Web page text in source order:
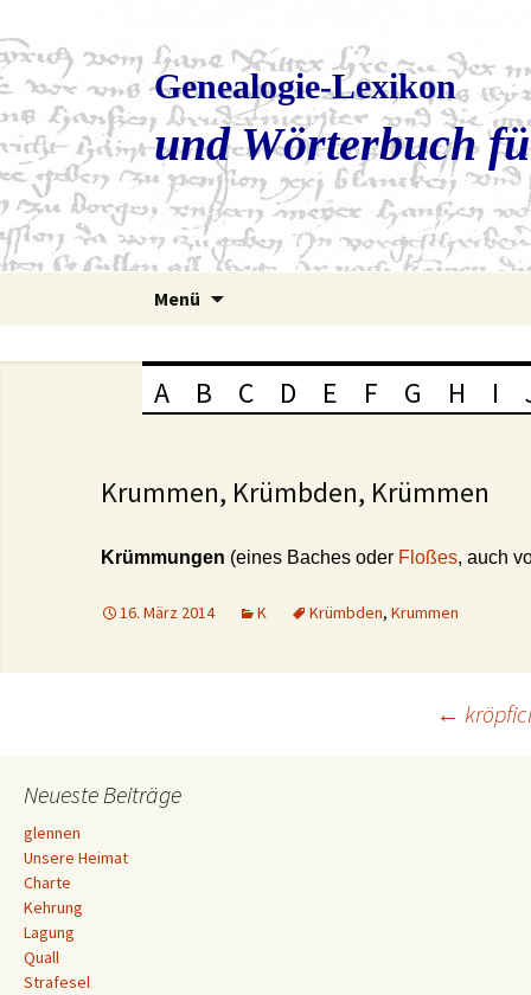
Genealogie-Lexikon
und Wörterbuch
Menü
A B C D E F G H I
Krummen, Krümbden, Krümmen
Krümmungen (eines Baches oder Floßes, auch
16. März 2014 K Krümbden, Krummen
Navigation
←
Neueste Beiträge
glennen
Unsere Heimat
Charte
Kehrung
Lagung
Quall
Strafesel